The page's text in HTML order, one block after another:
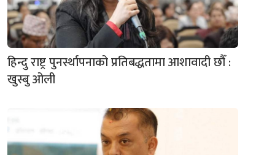
हिन्दु राष्ट्र पुनर्स्थापनाको प्रतिबद्धतामा आशावादी छौँ :
खुस्बु ओली